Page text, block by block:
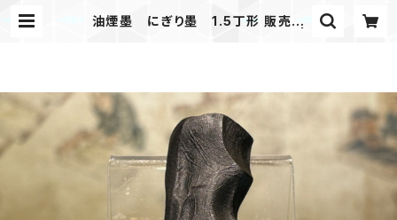
油煙墨 にぎり墨 1.5丁形 販売部